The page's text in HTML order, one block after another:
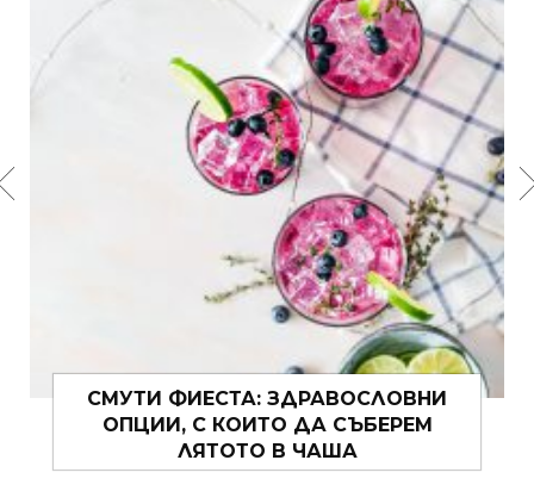
ПЛИСИРАНАТА VS. ПРАВАТА –
БИТКАТА НА ПОЛИТЕ